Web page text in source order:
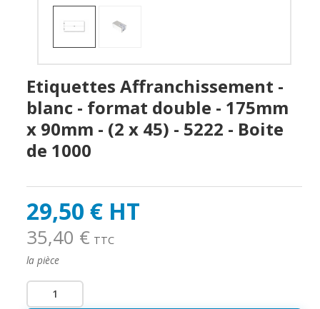
Etiquettes Affranchissement -
blanc - format double - 175mm
x 90mm - (2 x 45) - 5222 - Boite
de 1000
29,50 € HT
35,40 € TTC
la pièce